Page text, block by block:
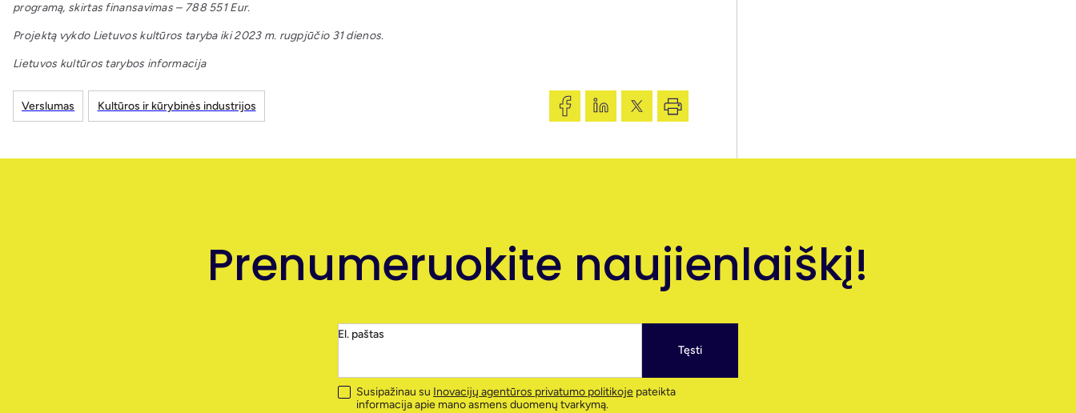
programą, skirtas finansavimas – 788 551 Eur.
Projektą vykdo Lietuvos kultūros taryba iki 2023 m. rugpjūčio 31 dienos.
Lietuvos kultūros tarybos informacija
Verslumas Kultūros ir kūrybinės industrijos
Prenumeruokite naujienlaiškį!
El. paštas
Tęsti
Susipažinau su Inovacijų agentūros privatumo politikoje pateikta
informacija apie mano asmens duomenų tvarkymą.